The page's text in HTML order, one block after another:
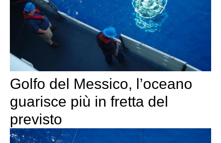
Golfo del Messico, l’oceano
guarisce più in fretta del
previsto